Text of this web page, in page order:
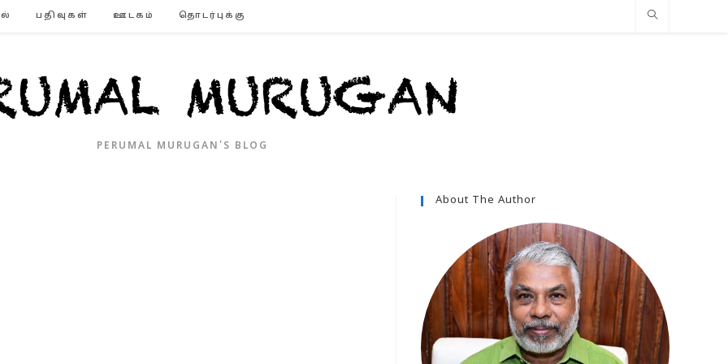
பதிவுகள் ஊடகம் தொடர்புக்கு
PERUMAL MURUGAN'S BLOG
About The Author